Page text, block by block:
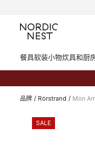
餐具软装小物炊具和厨
品牌 / Rörstrand / Mon
SALE